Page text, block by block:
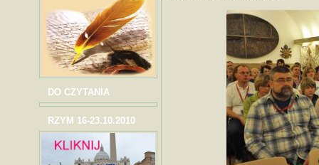
DO CZYTANIA
RZYM 16-23.10.2010